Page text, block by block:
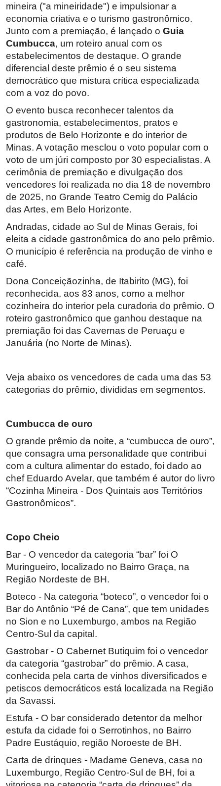
mineira ("a mineiridade") e impulsionar a
economia criativa e o turismo gastronômico.
Junto com a premiação, é lançado o Guia
Cumbucca, um roteiro anual com os
estabelecimentos de destaque. O grande
diferencial deste prêmio é o seu sistema
democrático que mistura crítica especializada
com a voz do povo.
O evento busca reconhecer talentos da
gastronomia, estabelecimentos, pratos e
produtos de Belo Horizonte e do interior de
Minas. A votação mesclou o voto popular com o
voto de um júri composto por 30 especialistas. A
cerimônia de premiação e divulgação dos
vencedores foi realizada no dia 18 de novembro
de 2025, no Grande Teatro Cemig do Palácio
das Artes, em Belo Horizonte.
Andradas, cidade ao Sul de Minas Gerais, foi
eleita a cidade gastronômica do ano pelo prêmio.
O município é referência na produção de vinho e
café.
Dona Conceiçãozinha, de Itabirito (MG), foi
reconhecida, aos 83 anos, como a melhor
cozinheira do interior pela curadoria do prêmio. O
roteiro gastronômico que ganhou destaque na
premiação foi das Cavernas de Peruaçu e
Januária (no Norte de Minas).
Veja abaixo os vencedores de cada uma das 53
categorias do prêmio, divididas em segmentos.
Cumbucca de ouro
O grande prêmio da noite, a “cumbucca de ouro”,
que consagra uma personalidade que contribui
com a cultura alimentar do estado, foi dado ao
chef Eduardo Avelar, que também é autor do livro
“Cozinha Mineira - Dos Quintais aos Territórios
Gastronômicos”.
Copo Cheio
Bar - O vencedor da categoria “bar” foi O
Muringueiro, localizado no Bairro Graça, na
Região Nordeste de BH.
Boteco - Na categoria “boteco”, o vencedor foi o
Bar do Antônio “Pé de Cana”, que tem unidades
no Sion e no Luxemburgo, ambos na Região
Centro-Sul da capital.
Gastrobar - O Cabernet Butiquim foi o vencedor
da categoria “gastrobar” do prêmio. A casa,
conhecida pela carta de vinhos diversificados e
petiscos democráticos está localizada na Região
da Savassi.
Estufa - O bar considerado detentor da melhor
estufa da cidade foi o Serrotinhos, no Bairro
Padre Eustáquio, região Noroeste de BH.
Carta de drinques - Madame Geneva, casa no
Luxemburgo, Região Centro-Sul de BH, foi a